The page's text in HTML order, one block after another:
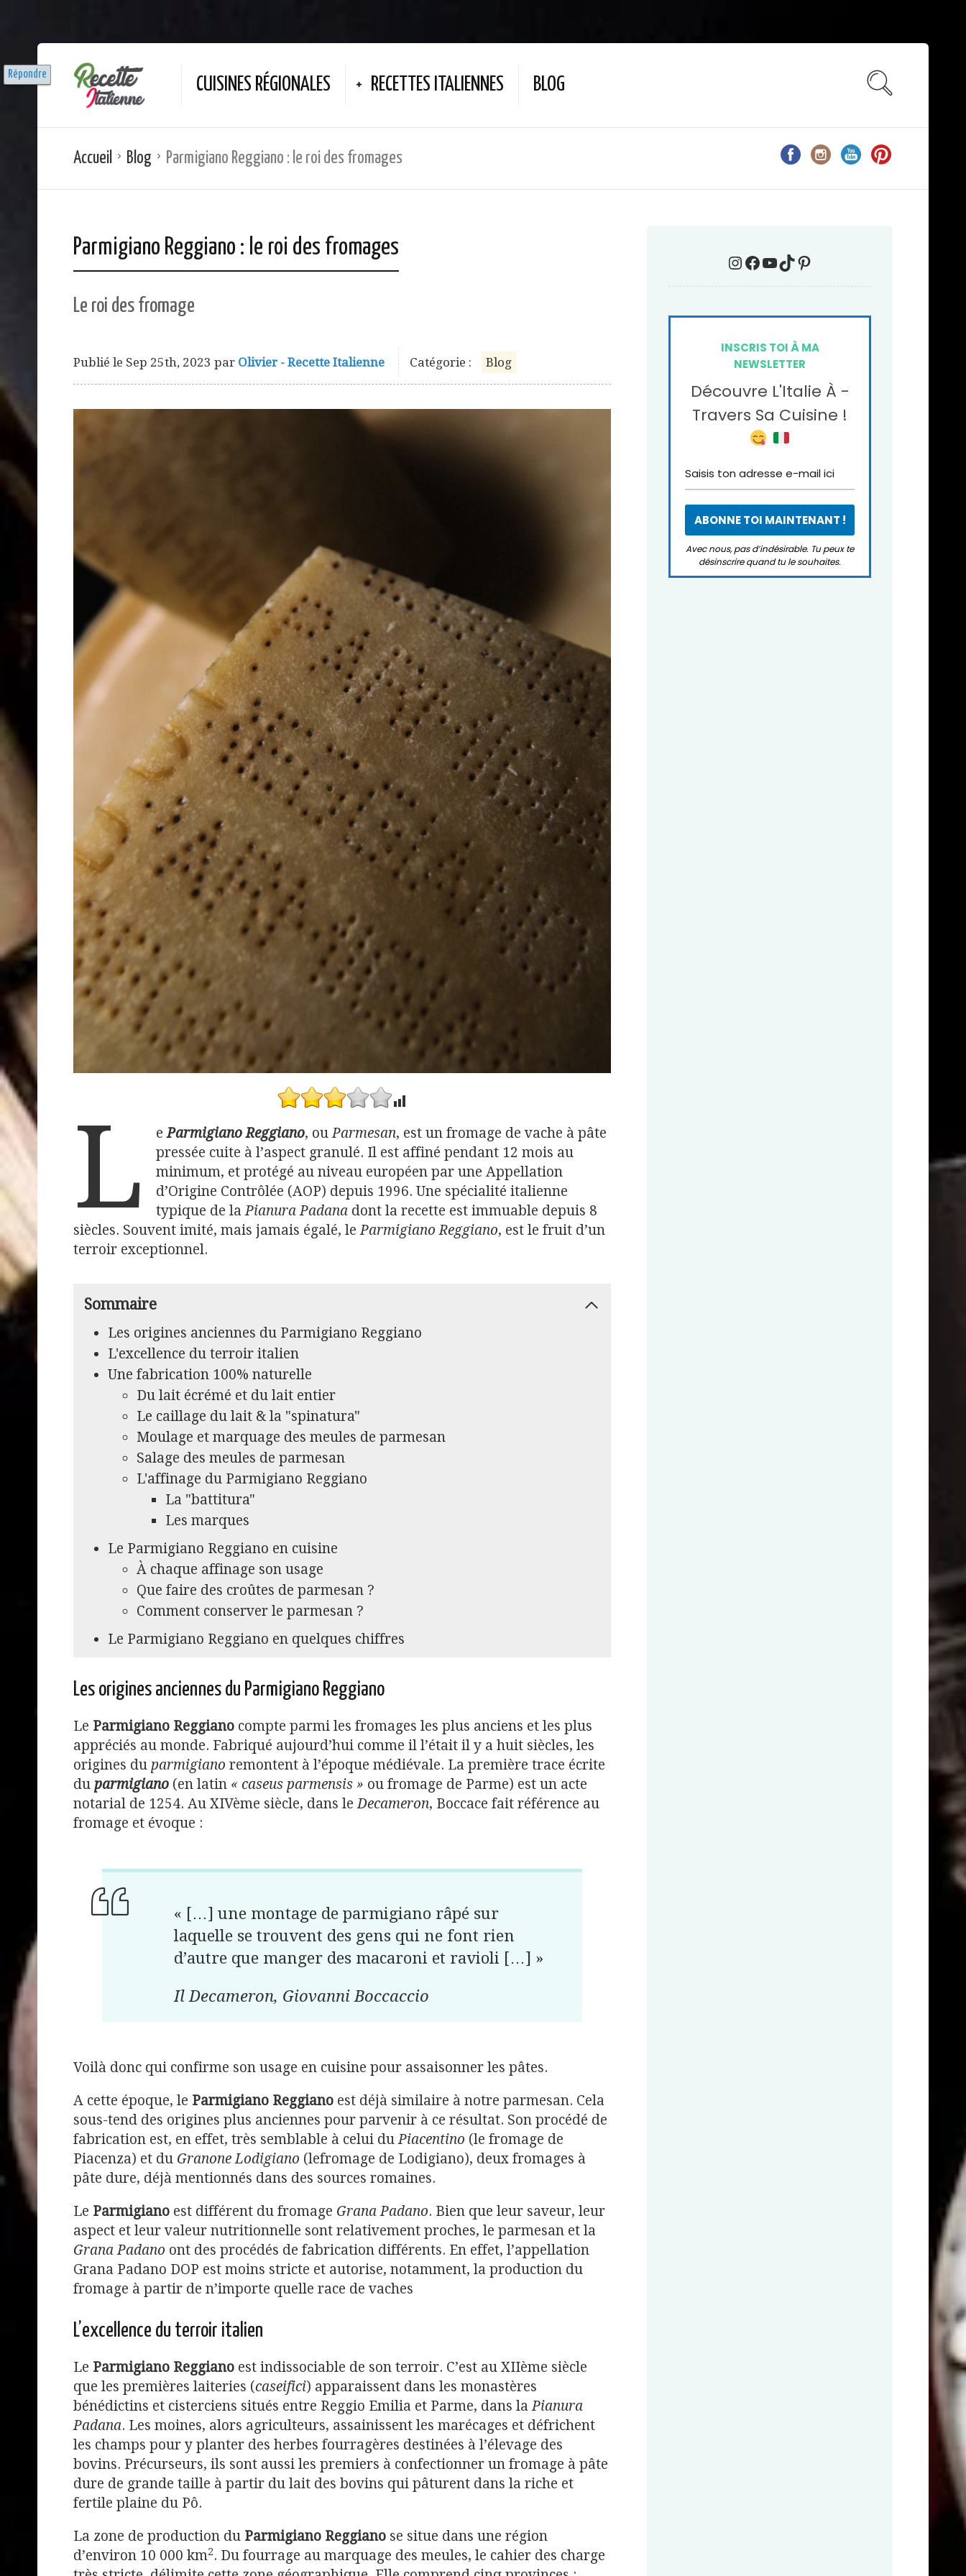
CUISINES RÉGIONALES RECETTES ITALIENNES BLOG
Accueil Blog Parmigiano Reggiano : le roi des fromages
Parmigiano Reggiano : le roi des fromages
Le roi des fromage
Publié le Sep 25th, 2023 par Olivier - Recette Italienne Catégorie : Blog
L eParmigiano Reggiano, ouParmesan, est un fromage de vache à pâte
pressée cuite à l’aspect granulé. Il est affiné pendant 12 mois au
minimum, et protégé au niveau européen par une Appellation
d’Origine Contrôlée (AOP) depuis 1996. Une spécialité italienne
typique de laPianura Padanadont la recette est immuable depuis 8
siècles. Souvent imité, mais jamais égalé, leParmigiano Reggiano, est le fruit d’un
terroir exceptionnel.
Sommaire
Les origines anciennes du Parmigiano Reggiano
L'excellence du terroir italien
Une fabrication 100% naturelle
Du lait écrémé et du lait entier
Le caillage du lait & la "spinatura"
Moulage et marquage des meules de parmesan
Salage des meules de parmesan
L'affinage du Parmigiano Reggiano
La "battitura"
Les marques
Le Parmigiano Reggiano en cuisine
À chaque affinage son usage
Que faire des croûtes de parmesan ?
Comment conserver le parmesan ?
Le Parmigiano Reggiano en quelques chiffres
Les origines anciennes du Parmigiano Reggiano
Le Parmigiano Reggiano compte parmi les fromages les plus anciens et les plus
appréciés au monde. Fabriqué aujourd’hui comme il l’était il y a huit siècles, les
origines du parmigiano remontent à l’époque médiévale. La première trace écrite
du parmigiano (en latin « caseus parmensis » ou fromage de Parme) est un acte
notarial de 1254. Au XIVème siècle, dans leDecameron, Boccace fait référence au
fromage et évoque :
« […] une montage de parmigiano râpé sur
laquelle se trouvent des gens qui ne font rien
d’autre que manger des macaroni et ravioli […] »
Il Decameron, Giovanni Boccaccio
Voilà donc qui confirme son usage en cuisine pour assaisonner les pâtes.
A cette époque, le Parmigiano Reggiano est déjà similaire à notre parmesan. Cela
sous-tend des origines plus anciennes pour parvenir à ce résultat. Son procédé de
fabrication est, en effet, très semblable à celui duPiacentino (le fromage de
Piacenza) et du Granone Lodigiano (lefromage de Lodigiano), deux fromages à
pâte dure, déjà mentionnés dans des sources romaines.
Le Parmigiano est différent du fromage Grana Padano. Bien que leur saveur, leur
aspect et leur valeur nutritionnelle sont relativement proches, le parmesan et la
Grana Padano ont des procédés de fabrication différents. En effet, l’appellation
Grana Padano DOP est moins stricte et autorise, notamment, la production du
fromage à partir de n’importe quelle race de vaches
L’excellence du terroir italien
Le Parmigiano Reggiano est indissociable de son terroir. C’est au XIIème siècle
que les premières laiteries (caseifici) apparaissent dans les monastères
bénédictins et cisterciens situés entre Reggio Emilia et Parme, dans laPianura
Padana. Les moines, alors agriculteurs, assainissent les marécages et défrichent
les champs pour y planter des herbes fourragères destinées à l’élevage des
bovins. Précurseurs, ils sont aussi les premiers à confectionner un fromage à pâte
dure de grande taille à partir du lait des bovins qui pâturent dans la riche et
fertile plaine du Pô.
La zone de production du Parmigiano Reggiano se situe dans une région
d’environ 10 000 km2. Du fourrage au marquage des meules, le cahier des charge
Répondre
Répondre
INSCRIS TOI À MA
NEWSLETTER
Découvre L'Italie À -
Travers Sa Cuisine !
Avec nous, pas d’indésirable. Tu peux te
désinscrire quand tu le souhaites.